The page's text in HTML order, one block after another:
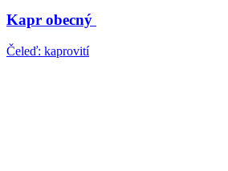
Kapr obecný
Čeleď: kaprovití